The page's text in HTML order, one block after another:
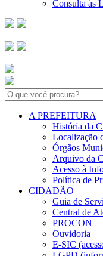
Consulta às
Search:
A PREFEITURA
História da
Localização
Órgãos
Arquivo da
Acesso à
Política de
CIDADÃO
Guia de
Central de
PROCON
Ouvidoria
E-SIC